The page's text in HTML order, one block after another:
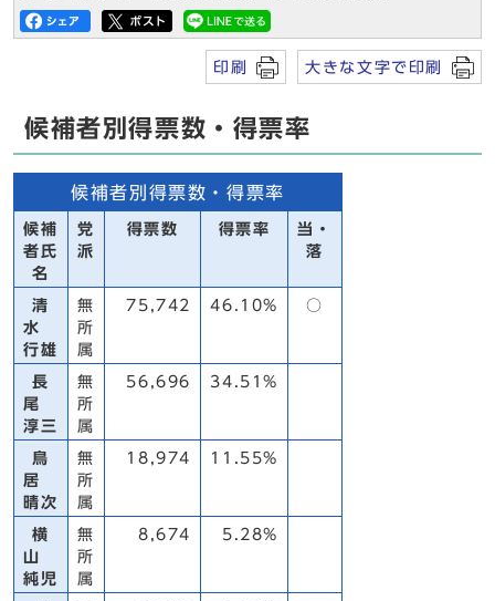
印刷 大きな文字で印刷
候補者別得票数・得票率
候補者別得票数・得票率
候補
者氏
名
党
派
得票数 得票率
当・
落
清
水
行雄
無
所
属
75,742 46.10% ○
長
尾
淳三
無
所
属
56,696 34.51%
鳥
居
晴次
無
所
属
18,974 11.55%
横
山
純児
無
所
属
8,674 5.28%